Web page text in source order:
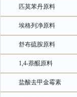
匹莫苯丹原料
埃格列净原料
舒布硫胺原料
1,4-萘醌原料
盐酸去甲金霉素